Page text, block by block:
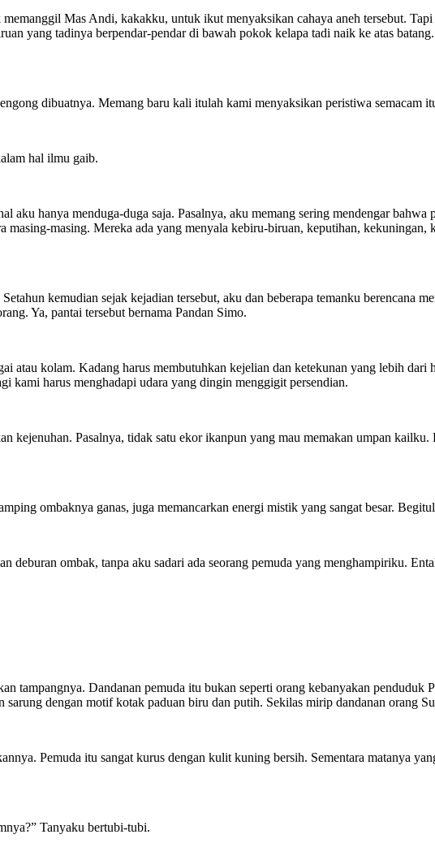
Mas Andi, kakakku, untuk ikut menyaksikan cahaya aneh tersebut.
yang tadinya berpendar-pendar di bawah pokok kelapa tadi naik ke atas
dibuatnya. Memang baru kali itulah kami menyaksikan peristiwa semacam
hal ilmu gaib.
aku hanya menduga-duga saja. Pasalnya, aku memang sering mendengar bahwa
masing-masing. Mereka ada yang menyala kebiru-biruan, keputihan, kekuningan,
kemudian sejak kejadian tersebut, aku dan beberapa temanku berencana
Ya, pantai tersebut bernama Pandan Simo.
atau kolam. Kadang harus membutuhkan kejelian dan ketekunan yang lebih
kami harus menghadapi udara yang dingin menggigit persendian.
kejenuhan. Pasalnya, tidak satu ekor ikanpun yang mau memakan umpan
ombaknya ganas, juga memancarkan energi mistik yang sangat besar.
deburan ombak, tanpa aku sadari ada seorang pemuda yang menghampiriku.
tampangnya. Dandanan pemuda itu bukan seperti orang kebanyakan penduduk
dengan motif kotak paduan biru dan putih. Sekilas mirip dandanan orang
Pemuda itu sangat kurus dengan kulit kuning bersih. Sementara matanya
Tanyaku bertubi-tubi.